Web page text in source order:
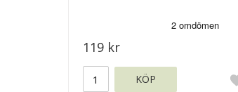
119 kr
KÖP